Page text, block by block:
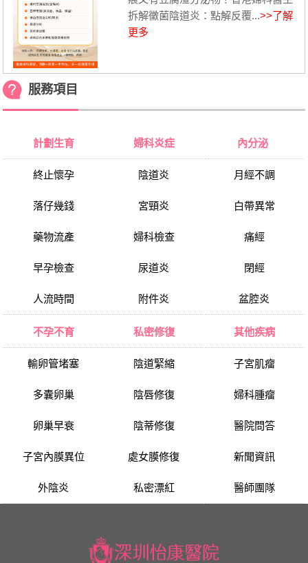
拆解黴菌陰道炎：點解反覆...>>了解
更多
服務項目
計劃生育
終止懷孕
落仔幾錢
藥物流產
早孕檢查
人流時間
婦科炎症
陰道炎
宮頸炎
婦科檢查
尿道炎
附件炎
內分泌
月經不調
白帶異常
痛經
閉經
盆腔炎
不孕不育
輸卵管堵塞
多囊卵巢
卵巢早衰
子宮內膜異位
外陰炎
私密修復
陰道緊縮
陰唇修復
陰蒂修復
處女膜修復
私密漂紅
其他疾病
子宮肌瘤
婦科腫瘤
醫院問答
新聞資訊
醫師團隊